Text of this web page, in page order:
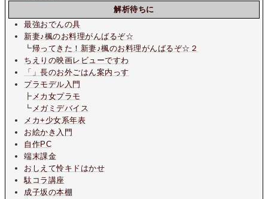
解析待ちに
最強おでんの具
新妻♪楓のお料理がんばるぞ☆
┗帰ってきた！新妻♪楓のお料理がんばるぞ☆２
ちえりの映画レビューですわ
「」長のお外ごはん案内っす
プラモデル入門
┣ メカ女プラモ
┗ メガミデバイス
メカ+少女系年表
お絵かき入門
自作PC
端末課金
おしえて怜キドはかせ
駄コラ講座
成子坂の本棚